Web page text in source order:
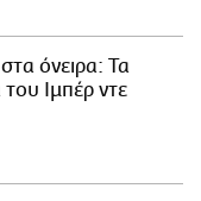
όνειρα: Τα
Ιμπέρ ντε